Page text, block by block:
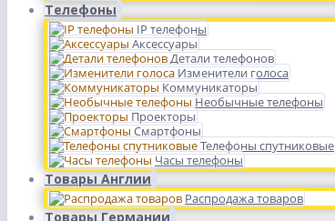
Телефоны
IP телефоны
Аксессуары
Детали телефонов
Изменители голоса
Коммуникаторы
Необычные телефоны
Проекторы
Смартфоны
Телефоны спутниковые
Часы телефоны
Товары Англии
Распродажа товаров
Товары Германии